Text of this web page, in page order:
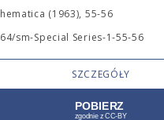
(1963), 55-56
sm-Special Series-1-55-56
SZCZEGÓŁY